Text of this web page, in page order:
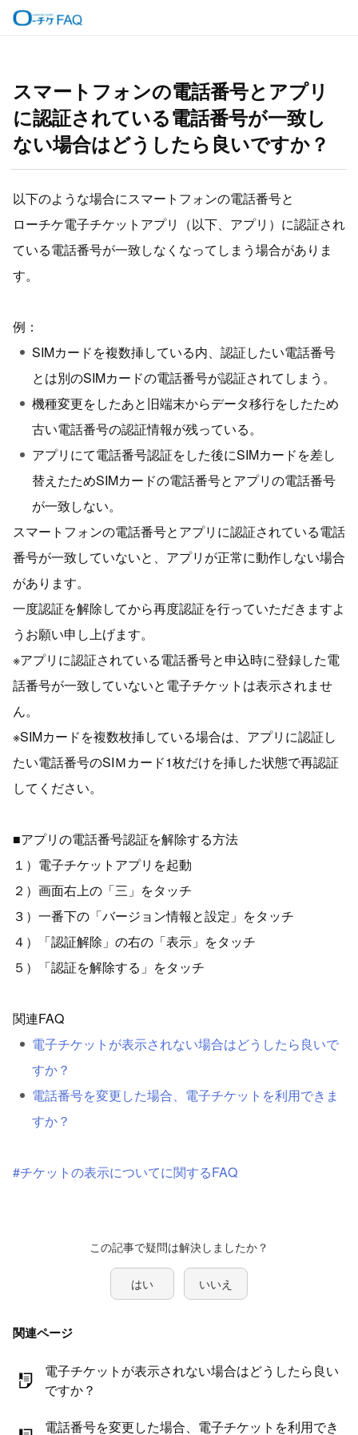
スマートフォンの電話番号とアプリ
に認証されている電話番号が一致し
ない場合はどうしたら良いですか？
以下のような場合にスマートフォンの電話番号と
ローチケ電子チケットアプリ（以下、アプリ）に認証され
ている電話番号が一致しなくなってしまう場合がありま
す。
例：
SIMカードを複数挿している内、認証したい電話番号
とは別のSIMカードの電話番号が認証されてしまう。
機種変更をしたあと旧端末からデータ移行をしたため
古い電話番号の認証情報が残っている。
アプリにて電話番号認証をした後にSIMカードを差し
替えたためSIMカードの電話番号とアプリの電話番号
が一致しない。
スマートフォンの電話番号とアプリに認証されている電話
番号が一致していないと、アプリが正常に動作しない場合
があります。
一度認証を解除してから再度認証を行っていただきますよ
うお願い申し上げます。
※アプリに認証されている電話番号と申込時に登録した電
話番号が一致していないと電子チケットは表示されませ
ん。
※SIMカードを複数枚挿している場合は、アプリに認証し
たい電話番号のSIＭカード1枚だけを挿した状態で再認証
してください。
■アプリの電話番号認証を解除する方法
１）電子チケットアプリを起動
２）画面右上の「三」をタッチ
３）一番下の「バージョン情報と設定」をタッチ
４）「認証解除」の右の「表示」をタッチ
５）「認証を解除する」をタッチ
関連FAQ
電子チケットが表示されない場合はどうしたら良いで
すか？
電話番号を変更した場合、電子チケットを利用できま
すか？
#チケットの表示についてに関するFAQ
はい いいえ
関連ページ
電子チケットが表示されない場合はどうしたら良い
ですか？
電話番号を変更した場合、電子チケットを利用でき